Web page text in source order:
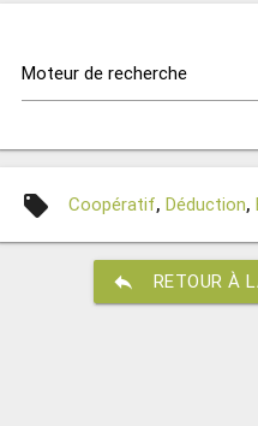
Moteur de recherche
local_offer Coopératif,Déduction,
reply RETOUR À